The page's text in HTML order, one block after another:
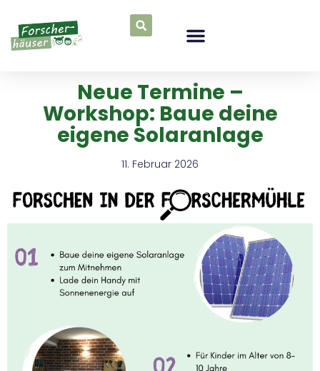
Neue Termine –
Workshop: Baue deine
eigene Solaranlage
11. Februar 2026